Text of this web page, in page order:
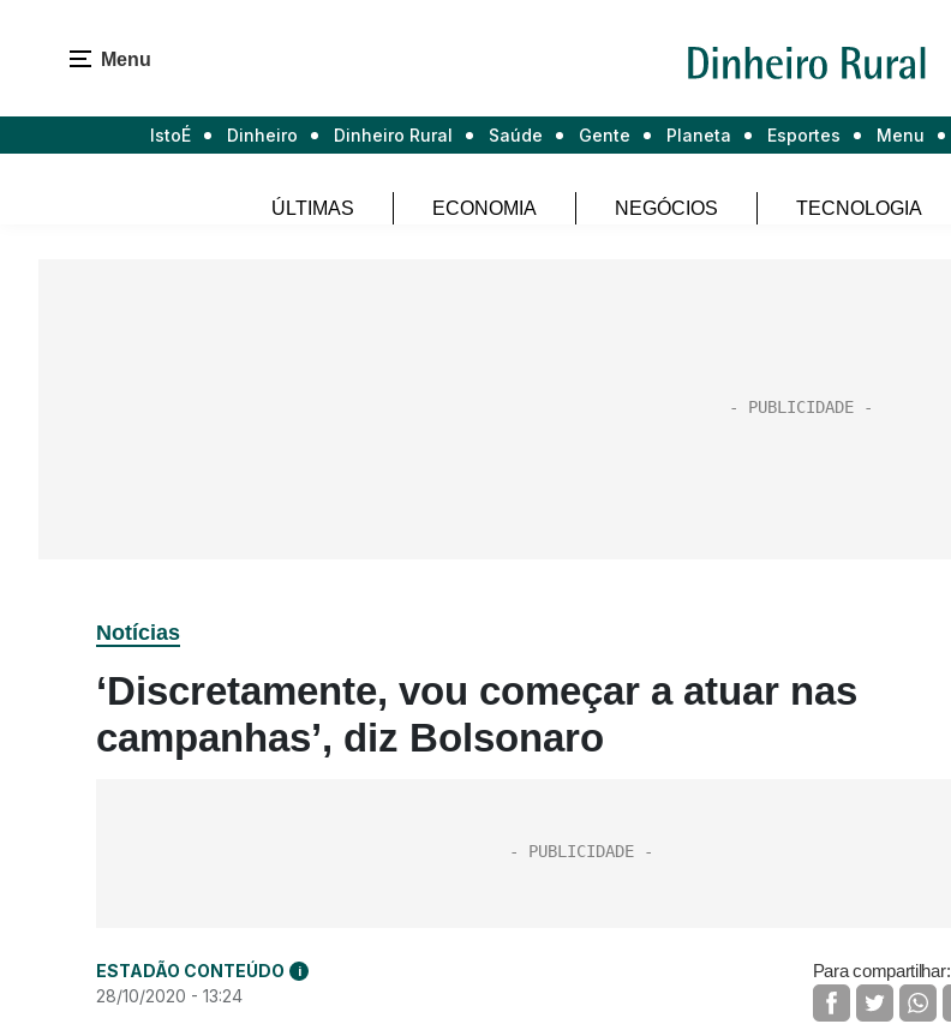
Menu
IstoÉ Dinheiro Dinheiro Rural Saúde Gente Planeta Esportes Menu
ÚLTIMAS ECONOMIA NEGÓCIOS TECNOLOGIA
Notícias
‘Discretamente, vou começar a atuar nas
campanhas’, diz Bolsonaro
ESTADÃO CONTEÚDO i
28/10/2020 - 13:24
Para compartilhar: